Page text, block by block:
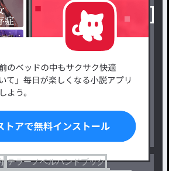
公募
ス作品
ジャンルから探す
恋愛・ロマンス
ファンタジー・異世界・SF
ドラマ
テラーノベルハンドブック